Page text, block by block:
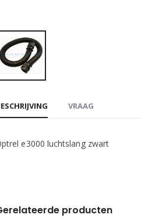
VRAAG
e3000 luchtslang zwart
producten